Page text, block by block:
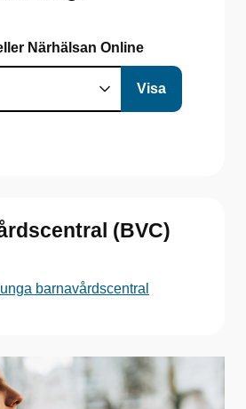
Närhälsan Online
(BVC)
barnavårdscentral